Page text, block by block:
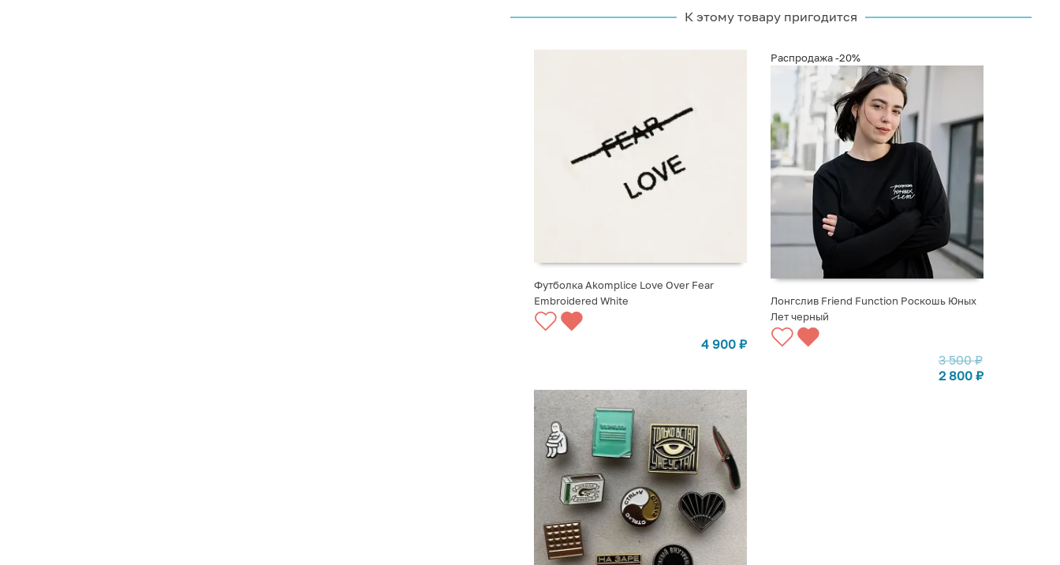
К этому товару пригодится
ВЫБРАТЬ ВАРИАНТЫ
Футболка Akomplice Love Over Fear
Embroidered White
4 900 ₽
Распродажа -20%
ВЫБРАТЬ ВАРИАНТЫ
Лонгслив Friend Function Роскошь Юных
Лет черный
3 500₽
2 800 ₽